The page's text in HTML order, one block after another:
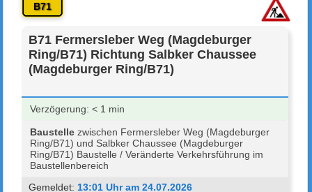
B71
B71 Fermersleber Weg (Magdeburger
Ring/B71) Richtung Salbker Chaussee
(Magdeburger Ring/B71)
Verzögerung: < 1 min
Baustelle zwischen Fermersleber Weg (Magdeburger
Ring/B71) und Salbker Chaussee (Magdeburger
Ring/B71) Baustelle / Veränderte Verkehrsführung im
Baustellenbereich
Gemeldet: 13:01 Uhr am 24.07.2026